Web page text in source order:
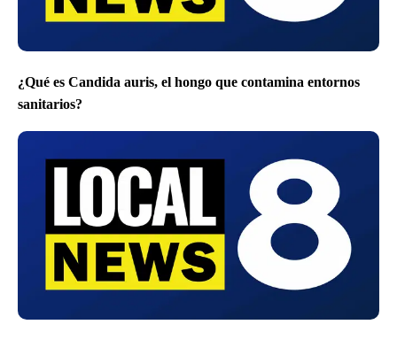
¿Qué es Candida auris, el hongo que contamina entornos
sanitarios?